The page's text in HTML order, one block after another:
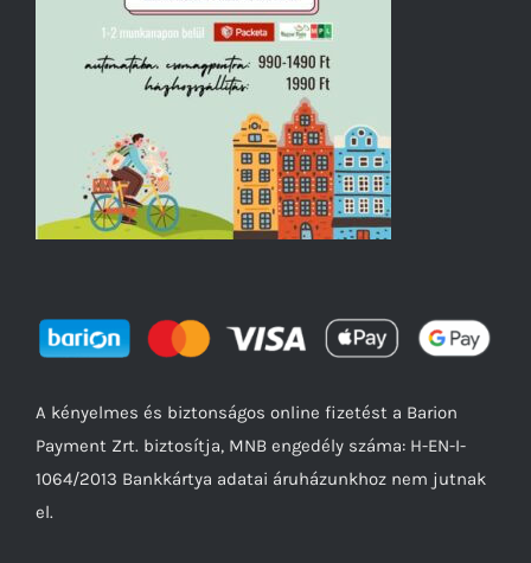
A kényelmes és biztonságos online fizetést a Barion
Payment Zrt. biztosítja, MNB engedély száma: H-EN-I-
1064/2013 Bankkártya adatai áruházunkhoz nem jutnak
el.